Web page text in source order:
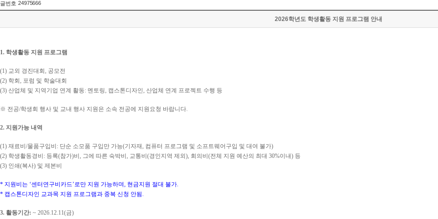
글번호 24975666
2026학년도 학생활동 지원 프로그램 안내
1. 학생활동 지원 프로그램
(1) 교외 경진대회 , 공모전
(2) 학회 , 포럼 및 학술대회
(3) 산업체 및 지역기업 연계 활동: 멘토링, 캡스톤디자인, 산업체 연계 프로젝트 수행 등
※ 전공/학생회 행사 및 교내 행사 지원은 소속 전공에 지원요청 바랍니다.
2. 지원가능 내역
(1) 재료비 /물품구입비 : 단순 소모품 구입만 가능(기자재, 컴퓨터 프로그램 및 소프트웨어구입 및 대여 불가)
(2) 학생활동경비 : 등록(참가)비 , 그에 따른 숙박비 , 교통비 (경인지역 제외 ), 회의비 (전체 지원 예산의 최대 30%이내) 등
(3) 인쇄(복사) 및 제본비
* 지원비는 ‘센터연구비카드’로만 지원 가능하며, 현금지원 절대 불가.
* 캡스톤디자인 교과목 지원 프로그램과 중복 신청 안됨 .
3. 활동기간: ~ 2026.12.11(금)